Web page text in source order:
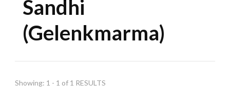
Sandhi
(Gelenkmarma)
Showing: 1 - 1 of 1 RESULTS